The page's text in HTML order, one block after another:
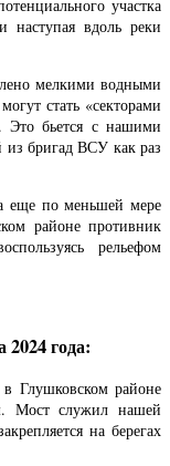
участка
наступая вдоль реки
мелкими водными
стать «секторами
Это бьется с нашими
бригад ВСУ как раз
еще по меньшей мере
районе противник
рельефом
2024 года:
Глушковском районе
Мост служил нашей
на берегах